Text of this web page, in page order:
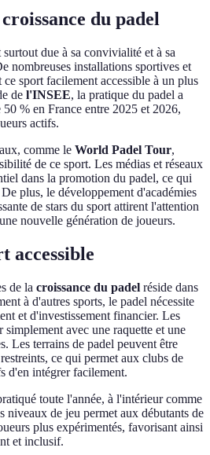
du padel
surtout due à sa convivialité et à sa
nombreuses installations sportives et
sport facilement accessible à un plus
de l'INSEE, la pratique du padel a
% en France entre 2025 et 2026,
actifs.
comme le World Padel Tour,
de ce sport. Les médias et réseaux
dans la promotion du padel, ce qui
plus, le développement d'académies
de stars du sport attirent l'attention
nouvelle génération de joueurs.
accessible
de la croissance du padel réside dans
à d'autres sports, le padel nécessite
et d'investissement financier. Les
avec une raquette et une
Les terrains de padel peuvent être
ce qui permet aux clubs de
d'en intégrer facilement.
toute l'année, à l'intérieur comme
niveaux de jeu permet aux débutants de
plus expérimentés, favorisant ainsi
et inclusif.